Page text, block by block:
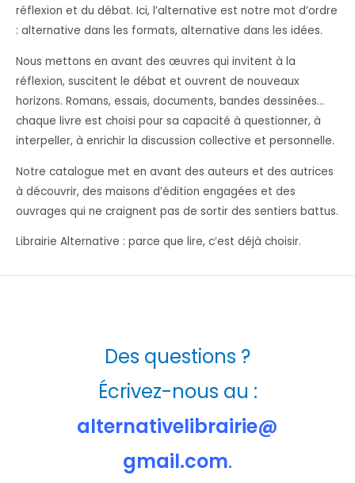
réflexion et du débat. Ici, l’alternative est notre mot d’ordre
: alternative dans les formats, alternative dans les idées.
Nous mettons en avant des œuvres qui invitent à la
réflexion, suscitent le débat et ouvrent de nouveaux
horizons. Romans, essais, documents, bandes dessinées…
chaque livre est choisi pour sa capacité à questionner, à
interpeller, à enrichir la discussion collective et personnelle.
Notre catalogue met en avant des auteurs et des autrices
à découvrir, des maisons d’édition engagées et des
ouvrages qui ne craignent pas de sortir des sentiers battus.
Librairie Alternative : parce que lire, c’est déjà choisir.
Des questions ?
Écrivez-nous au :
alternativelibrairie@
gmail.com.